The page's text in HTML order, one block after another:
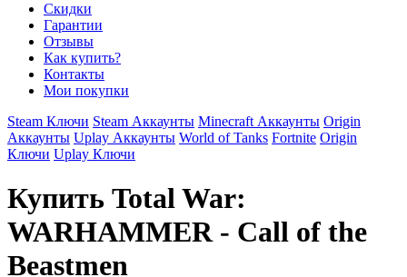
Скидки
Гарантии
Отзывы
Как купить?
Контакты
Мои покупки
Steam Ключи Steam Аккаунты Minecraft Аккаунты Origin
Аккаунты Uplay Аккаунты World of Tanks Fortnite Origin
Ключи Uplay Ключи
Купить Total War:
WARHAMMER - Call of the
Beastmen